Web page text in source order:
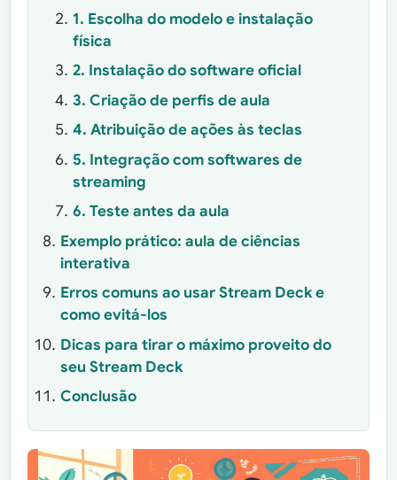
1. Escolha do modelo e instalação
física
2. Instalação do software oficial
3. Criação de perfis de aula
4. Atribuição de ações às teclas
5. Integração com softwares de
streaming
6. Teste antes da aula
Exemplo prático: aula de ciências
interativa
Erros comuns ao usar Stream Deck e
como evitá-los
Dicas para tirar o máximo proveito do
seu Stream Deck
Conclusão